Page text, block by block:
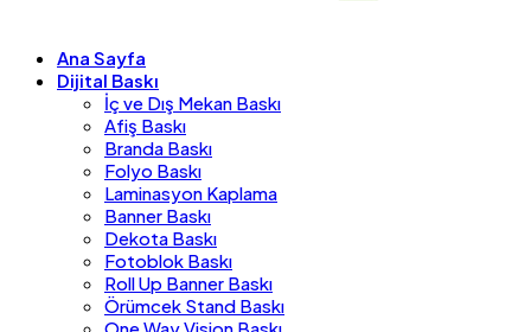
Ana Sayfa
Dijital Baskı
İç ve Dış Mekan Baskı
Afiş Baskı
Branda Baskı
Folyo Baskı
Laminasyon Kaplama
Banner Baskı
Dekota Baskı
Fotoblok Baskı
Roll Up Banner Baskı
Örümcek Stand Baskı